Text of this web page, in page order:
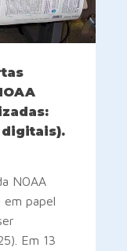
NOAA
papel
Em 13